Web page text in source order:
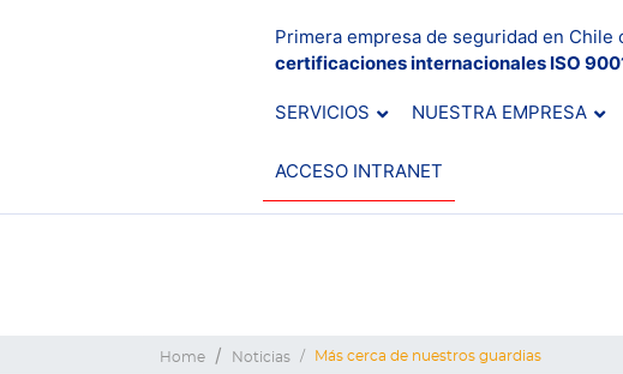
Primera empresa de seguridad en Chile
certificaciones internacionales ISO
SERVICIOS NUESTRA EMPRESA
ACCESO INTRANET
Home Noticias Más cerca de nuestros guardias